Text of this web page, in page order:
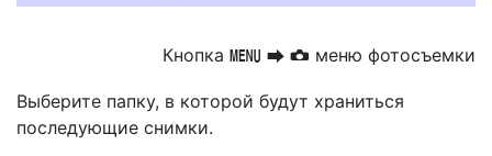
Кнопка G U C меню фотосъемки
Выберите папку, в которой будут храниться
последующие снимки.